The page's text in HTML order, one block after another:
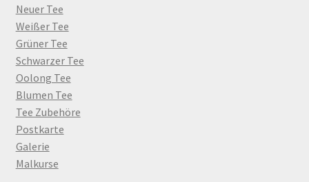
Neuer Tee
Weißer Tee
Grüner Tee
Schwarzer Tee
Oolong Tee
Blumen Tee
Tee Zubehöre
Postkarte
Galerie
Malkurse